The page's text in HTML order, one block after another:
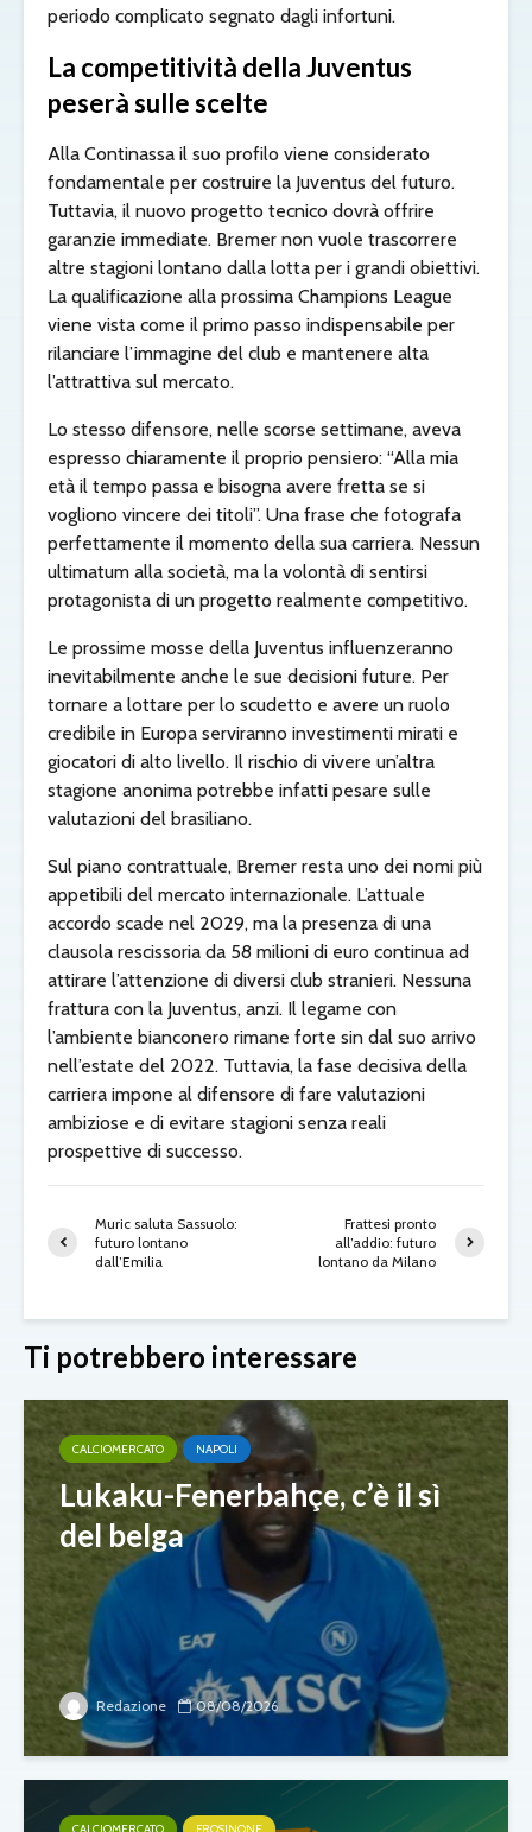
periodo complicato segnato dagli infortuni.
La competitività della Juventus
peserà sulle scelte
Alla Continassa il suo profilo viene considerato
fondamentale per costruire la Juventus del futuro.
Tuttavia, il nuovo progetto tecnico dovrà offrire
garanzie immediate. Bremer non vuole trascorrere
altre stagioni lontano dalla lotta per i grandi obiettivi.
La qualificazione alla prossima Champions League
viene vista come il primo passo indispensabile per
rilanciare l’immagine del club e mantenere alta
l’attrattiva sul mercato.
Lo stesso difensore, nelle scorse settimane, aveva
espresso chiaramente il proprio pensiero: “Alla mia
età il tempo passa e bisogna avere fretta se si
vogliono vincere dei titoli”. Una frase che fotografa
perfettamente il momento della sua carriera. Nessun
ultimatum alla società, ma la volontà di sentirsi
protagonista di un progetto realmente competitivo.
Le prossime mosse della Juventus influenzeranno
inevitabilmente anche le sue decisioni future. Per
tornare a lottare per lo scudetto e avere un ruolo
credibile in Europa serviranno investimenti mirati e
giocatori di alto livello. Il rischio di vivere un’altra
stagione anonima potrebbe infatti pesare sulle
valutazioni del brasiliano.
Sul piano contrattuale, Bremer resta uno dei nomi più
appetibili del mercato internazionale. L’attuale
accordo scade nel 2029, ma la presenza di una
clausola rescissoria da 58 milioni di euro continua ad
attirare l’attenzione di diversi club stranieri. Nessuna
frattura con la Juventus, anzi. Il legame con
l’ambiente bianconero rimane forte sin dal suo arrivo
nell’estate del 2022. Tuttavia, la fase decisiva della
carriera impone al difensore di fare valutazioni
ambiziose e di evitare stagioni senza reali
prospettive di successo.
Muric saluta Sassuolo:
futuro lontano
dall’Emilia
Frattesi pronto
all’addio: futuro
lontano da Milano
Ti potrebbero interessare
CALCIOMERCATO NAPOLI
Lukaku-Fenerbahçe, c’è il sì
del belga
Redazione 08/08/2026